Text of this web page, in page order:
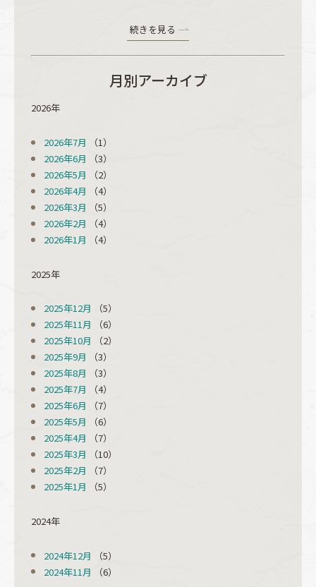
続きを見る
月別アーカイブ
2026年
2026年7月
（1）
2026年6月
（3）
2026年5月
（2）
2026年4月
（4）
2026年3月
（5）
2026年2月
（4）
2026年1月
（4）
2025年
2025年12月
（5）
2025年11月
（6）
2025年10月
（2）
2025年9月
（3）
2025年8月
（3）
2025年7月
（4）
2025年6月
（7）
2025年5月
（6）
2025年4月
（7）
2025年3月
（10）
2025年2月
（7）
2025年1月
（5）
2024年
2024年12月
（5）
2024年11月
（6）